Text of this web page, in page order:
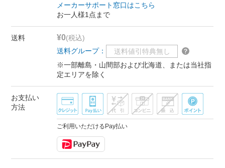
メーカーサポート窓口はこちら
お一人様1点まで
送料 ¥0(税込)
送料グループ：
送料値引特典無し
※一部離島・山間部および北海道、または当社指
定エリアを除く
お支払い
方法
ご利用いただけるPay払い